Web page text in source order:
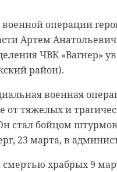
операции
Артем
ЧВК «Вагнер»
район).
военная
от тяжелых и
стал бойцом
23 марта, в
храбрых 9
захватывающие
прямо из
сияния, снятого из
искры взмывали
47channel
посетил
области Сергей
в рамках
для
47 региона и
усилия, мы
наших жителей,
махинаций", -
Банка России в